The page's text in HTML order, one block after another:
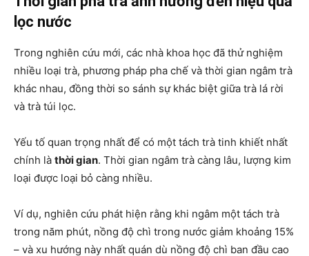
lọc nước
Trong nghiên cứu mới, các nhà khoa học đã thử nghiệm
nhiều loại trà, phương pháp pha chế và thời gian ngâm trà
khác nhau, đồng thời so sánh sự khác biệt giữa trà lá rời
và trà túi lọc.
Yếu tố quan trọng nhất để có một tách trà tinh khiết nhất
chính là thời gian. Thời gian ngâm trà càng lâu, lượng kim
loại được loại bỏ càng nhiều.
Ví dụ, nghiên cứu phát hiện rằng khi ngâm một tách trà
trong năm phút, nồng độ chì trong nước giảm khoảng 15%
– và xu hướng này nhất quán dù nồng độ chì ban đầu cao